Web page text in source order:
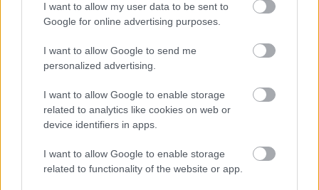
I want to allow my user data to be sent to
Google for online advertising purposes.
I want to allow Google to send me
personalized advertising.
I want to allow Google to enable storage
related to analytics like cookies on web or
device identifiers in apps.
I want to allow Google to enable storage
related to functionality of the website or app.
Ismert magyar utazási iroda ment csődbe,
bolgár biztosítóval hadakozhatnak az utasok
HÍREK 7 órája
Energiafejlesztési tervet fogadott el a
forintot költenek